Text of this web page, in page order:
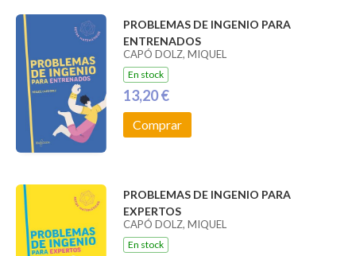
PROBLEMAS DE INGENIO PARA
ENTRENADOS
CAPÓ DOLZ, MIQUEL
En stock
13,20 €
Comprar
PROBLEMAS DE INGENIO PARA
EXPERTOS
CAPÓ DOLZ, MIQUEL
En stock